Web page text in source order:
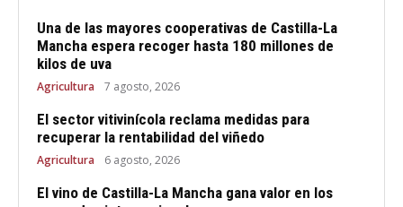
Una de las mayores cooperativas de Castilla-La
Mancha espera recoger hasta 180 millones de
kilos de uva
Agricultura 7 agosto, 2026
El sector vitivinícola reclama medidas para
recuperar la rentabilidad del viñedo
Agricultura 6 agosto, 2026
El vino de Castilla-La Mancha gana valor en los